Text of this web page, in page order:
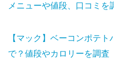
メニューや値段、口コミを
【マック】ベーコンポテ
で？値段やカロリーを調査